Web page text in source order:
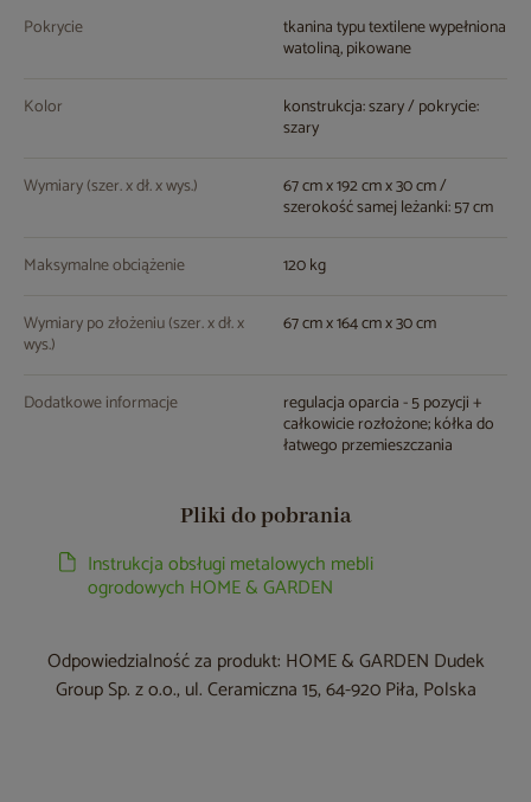
Pokrycie tkanina typu textilene wypełniona
watoliną, pikowane
Kolor konstrukcja: szary / pokrycie:
szary
Wymiary (szer. x dł. x wys.) 67 cm x 192 cm x 30 cm /
szerokość samej leżanki: 57 cm
Maksymalne obciążenie 120 kg
Wymiary po złożeniu (szer. x dł. x
wys.)
67 cm x 164 cm x 30 cm
Dodatkowe informacje regulacja oparcia - 5 pozycji +
całkowicie rozłożone; kółka do
łatwego przemieszczania
Pliki do pobrania
Instrukcja obsługi metalowych mebli
ogrodowych HOME & GARDEN
Odpowiedzialność za produkt: HOME & GARDEN Dudek
Group Sp. z o.o., ul. Ceramiczna 15, 64-920 Piła, Polska